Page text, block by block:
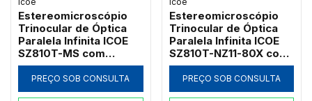
Estereomicroscópio
Trinocular de Óptica
Paralela Infinita ICOE
SZ810T-MS com
Platina Mecânica Móvel
Dupla Grande e Zoom
1:10
PREÇO SOB CONSULTA
Estereomicroscópio
Trinocular de Óptica
Paralela Infinita ICOE
SZ810T-NZ11-80X com
Foco Coaxial e Zoom
até 80x
PREÇO SOB CONSULTA